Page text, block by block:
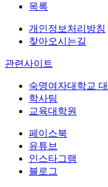
목록
개인정보처리방침
찾아오시는길
관련사이트
숙명여자대학교
학사팀
교육대학원
페이스북
유튜브
인스타그램
블로그